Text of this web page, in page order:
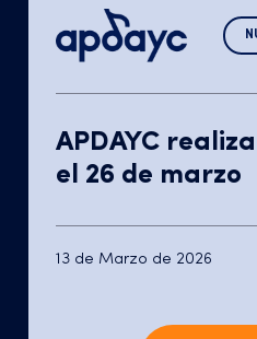
APDAYC
el 26 de marzo
13 de Marzo de 2026